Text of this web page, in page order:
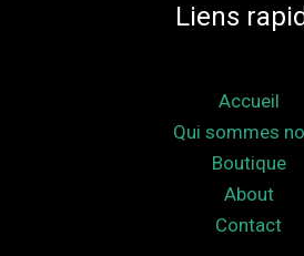
Liens
Accueil
Qui sommes
Boutique
About
Contact